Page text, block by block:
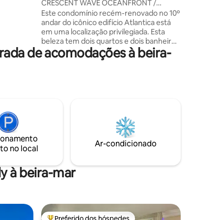
CRESCENT WAVE OCEANFRONT /
Localização PRIVILEGIADA
Este condomínio recém-renovado no 10º
andar do icônico edifício Atlantica está
em uma localização privilegiada. Esta
beleza tem dois quartos e dois banheiros
com máquina de lavar e secar roupa. A
cozinha totalmente nova tem tudo o que
assistindo ao nascer do sol de tirar o
fôlego ou faça caminhadas na praia.
Calçadão, comida e entretenimento a
uma curta distância a pé. Que DELÍCIA 🏖️
de acomodações à beira-
no local
Ar-condicionado
à beira-mar